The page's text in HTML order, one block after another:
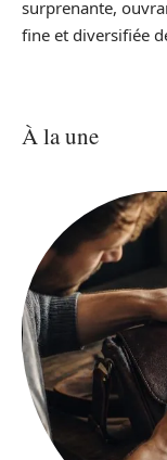
surprenante,
fine et diversifiée
À la une